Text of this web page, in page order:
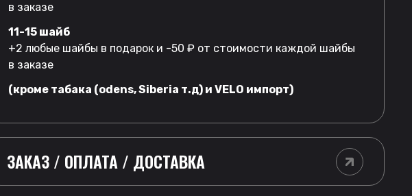
в заказе
11-15 шайб
+2 любые шайбы в подарок и -50 ₽ от стоимости каждой шайбы
в заказе
(кроме табака (odens, Siberia т.д) и VELO импорт)
ЗАКАЗ / ОПЛАТА / ДОСТАВКА